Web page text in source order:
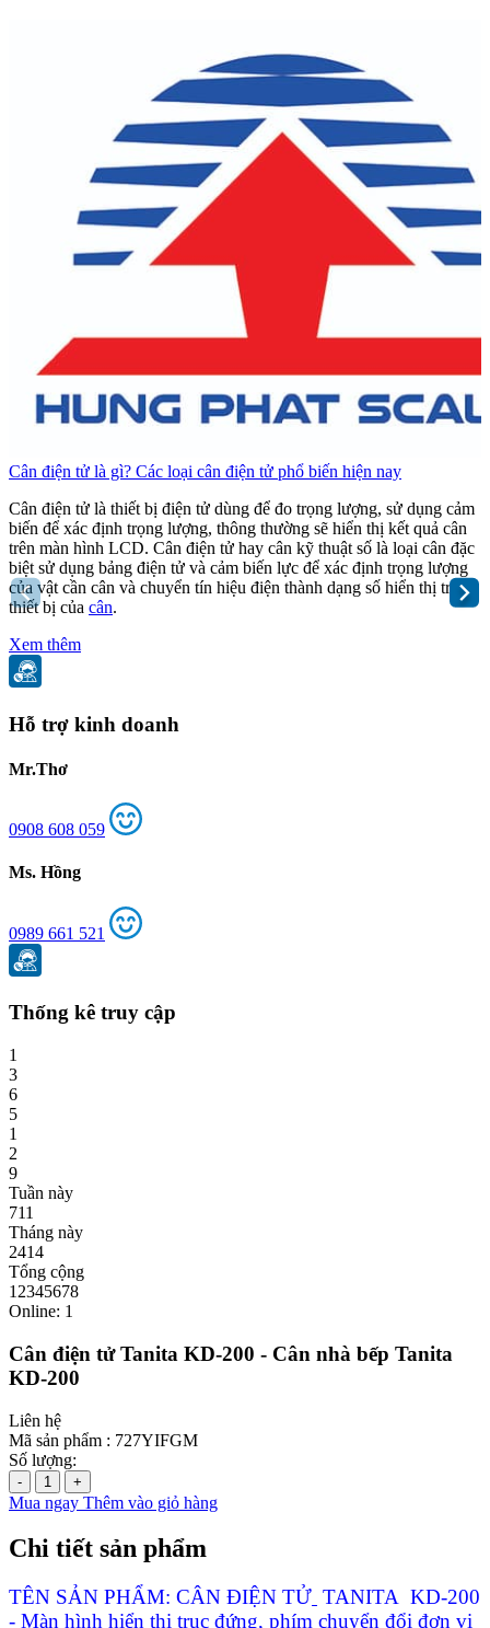
Cân điện tử là gì? Các loại cân điện tử phổ biến hiện nay
Cân điện tử là thiết bị điện tử dùng để đo trọng lượng, sử dụng cảm
biến để xác định trọng lượng, thông thường sẽ hiển thị kết quả cân
trên màn hình LCD. Cân điện tử hay cân kỹ thuật số là loại cân đặc
biệt sử dụng bảng điện tử và cảm biến lực để xác định trọng lượng
của vật cần cân và chuyển tín hiệu điện thành dạng số hiển thị trên
thiết bị của cân.
Xem thêm
Hỗ trợ kinh doanh
Mr.Thơ
0908 608 059
Ms. Hồng
0989 661 521
Thống kê truy cập
1
3
6
5
1
2
9
Tuần này
711
Tháng này
2414
Tổng cộng
12345678
Online: 1
Cân điện tử Tanita KD-200 - Cân nhà bếp Tanita
KD-200
Liên hệ
Mã sản phẩm : 727YIFGM
Số lượng:
- +
Mua ngay Thêm vào giỏ hàng
Chi tiết sản phẩm
TÊN SẢN PHẨM: CÂN ĐIỆN TỬ TANITA KD-200
- Màn hình hiển thị trục đứng, phím chuyển đổi đơn vị